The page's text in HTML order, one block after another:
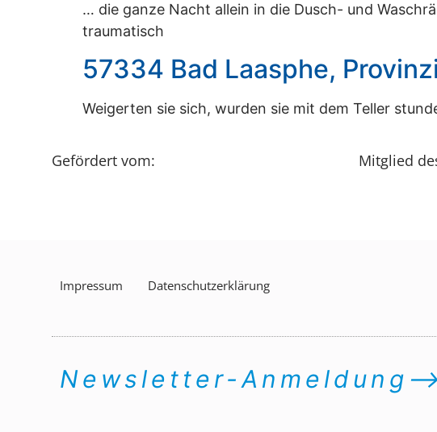
… die ganze Nacht allein in die Dusch- und
traumatisch
57334 Bad Laasphe,
Weigerten sie sich, wurden sie mit dem Teller
Gefördert vom: Mitglied
Impressum Datenschutzerklärung
Newsletter-